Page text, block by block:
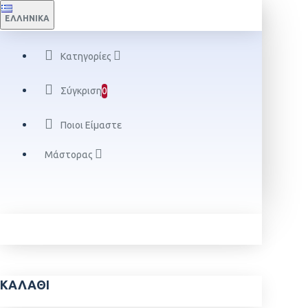
ΕΛΛΗΝΙΚΆ
Κατηγορίες
Σύγκριση0
Ποιοι Είμαστε
Μάστορας
ΚΑΛΆΘΙ